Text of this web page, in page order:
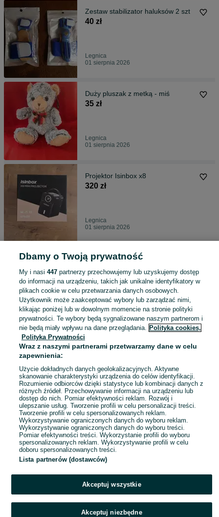
Zestaw stabilizator haluksów 2 szt
40 zł
Legnica
01 sierpnia 2026
Duży pluszak z metką - miś
35 zł
Legnica
01 sierpnia 2026
Projektor Isinbox x8
320 zł
Legnica
01 sierpnia 2026
Lalka w typie Reborn
140 zł
Legnica
01 sierpnia 2026
Treben
Legnica
10 lipca 2026
1 2 3
Dbamy o Twoją prywatność
My i nasi 447partnerzy przechowujemy lub uzyskujemy dostęp
do informacji na urządzeniu, takich jak unikalne identyfikatory w
plikach cookie w celu przetwarzania danych osobowych.
Użytkownik może zaakceptować wybory lub zarządzać nimi,
klikając poniżej lub w dowolnym momencie na stronie polityki
prywatności. Te wybory będą sygnalizowane naszym partnerom i
nie będą miały wpływu na dane przeglądania. Polityka cookies,
Polityka Prywatności
Wraz z naszymi partnerami przetwarzamy dane w celu
zapewnienia:
Użycie dokładnych danych geolokalizacyjnych. Aktywne
skanowanie charakterystyki urządzenia do celów identyfikacji.
Rozumienie odbiorców dzięki statystyce lub kombinacji danych z
różnych źródeł. Przechowywanie informacji na urządzeniu lub
dostęp do nich. Pomiar efektywności reklam. Rozwój i
ulepszanie usług. Tworzenie profili w celu personalizacji treści.
Tworzenie profili w celu spersonalizowanych reklam.
Wykorzystywanie ograniczonych danych do wyboru reklam.
Wykorzystywanie ograniczonych danych do wyboru treści.
Pomiar efektywności treści. Wykorzystanie profili do wyboru
spersonalizowanych reklam. Wykorzystywanie profili w celu
doboru spersonalizowanych treści.
Lista partnerów (dostawców)
Akceptuj wszystkie
Akceptuj niezbędne